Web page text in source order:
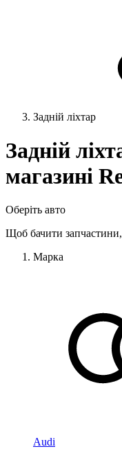
Задній ліхтар
Задній
магазині
Оберіть авто
Щоб бачити запчастини,
Марка
Audi